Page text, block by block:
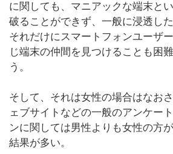
に関しても、マニアックな端末と
破ることができず、一般に浸透し
それだけにスマートフォンユーザ
じ端末の仲間を見つけることも困
う。
そして、それは女性の場合はなお
ェブサイトなどの一般のアンケー
ンに関しては男性よりも女性の方
結果が多い。